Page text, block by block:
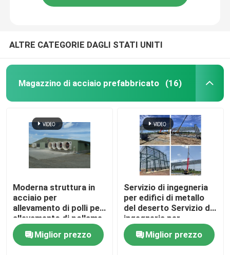
ALTRE CATEGORIE DAGLI STATI UNITI
Magazzino di acciaio prefabbricato (16)
Moderna struttura in
acciaio per
allevamento di polli per
allevamento di pollame,
costruzione di
strutture in acciaio
leggero per pollame
Miglior prezzo
Servizio di ingegneria
per edifici di metallo
del deserto Servizio di
ingegneria per
magazzini di metallo
del deserto Servizio di
ingegneria di
Miglior prezzo